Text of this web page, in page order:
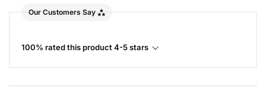
Our Customers Say
100% rated this product 4-5 stars